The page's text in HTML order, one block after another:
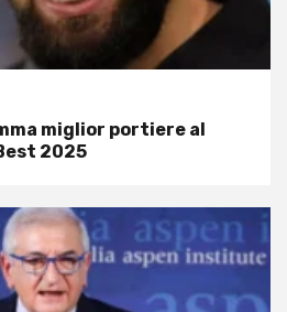
miglior portiere al
2025